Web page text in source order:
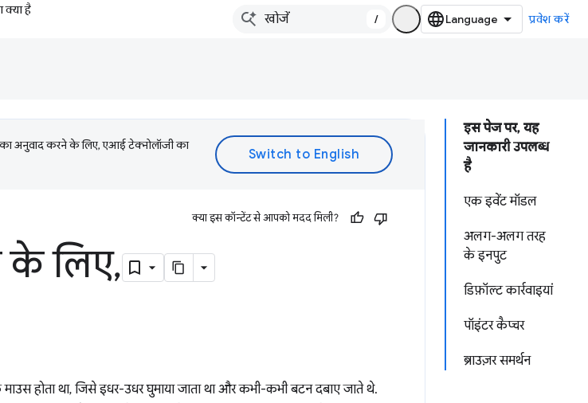
क्या है
/ प्रवेश करें
इस पेज पर, यह
जानकारी उपलब्ध
है
एक इवेंट मॉडल
अलग-अलग तरह
के इनपुट
डिफ़ॉल्ट कार्रवाइयां
पॉइंटर कैप्‍चर
ब्राउज़र समर्थन
अनुवाद करने के लिए, एआई टेक्नोलॉजी का
क्या इस कॉन्टेंट से आपको मदद मिली?
के लिए,
होता था, जिसे इधर-उधर घुमाया जाता था और कभी-कभी बटन दबाए जाते थे.